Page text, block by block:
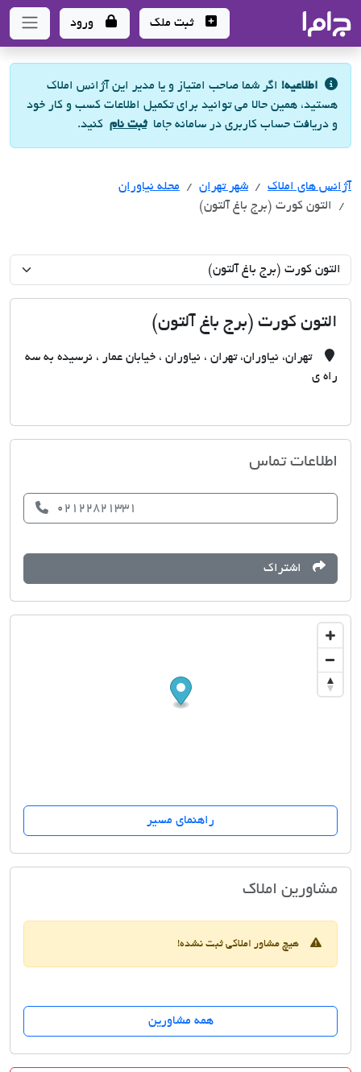
- سامانه جامع املاک و مشاورین املاک
ثبت ملک ورود
اطلاعیه! اگر شما صاحب امتیاز و یا مدیر این آژانس املاک
هستید، همین حالا می توانید برای تکمیل اطلاعات کسب و کار خود
و دریافت حساب کاربری در سامانه جاماثبت نام کنید.
آژانس های املاک آژانس های املاک
شهر تهران آژانس های املاک
محله نیاوران
التون کورت (برج باغ آلتون)
التون کورت (برج باغ آلتون)
تهران، نیاوران، تهران ، نیاوران ، خیابان عمار ، نرسیده به سه
راه ی
اطلاعات تماس
02122821331
اشتراک
راهنمای مسیر
مشاورین املاکالتون کورت (برج باغ آلتون)
هیچ مشاور املاکی ثبت نشده!
همه مشاورین